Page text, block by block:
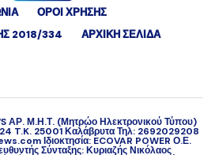
ΟΡΟΙ ΧΡΗΣΗΣ
2018/334
ΑΡΧΙΚΗ ΣΕΛΙΔΑ
ΑΡ. Μ.Η.Τ. (Μητρώο Ηλεκτρονικού Τύπου)
T.K. 25001 Καλάβρυτα Τηλ: 2692029208
Ιδιοκτησία: ECOVAR POWER Ο.Ε.
Σύνταξης: Κυριαζής Νικόλαος